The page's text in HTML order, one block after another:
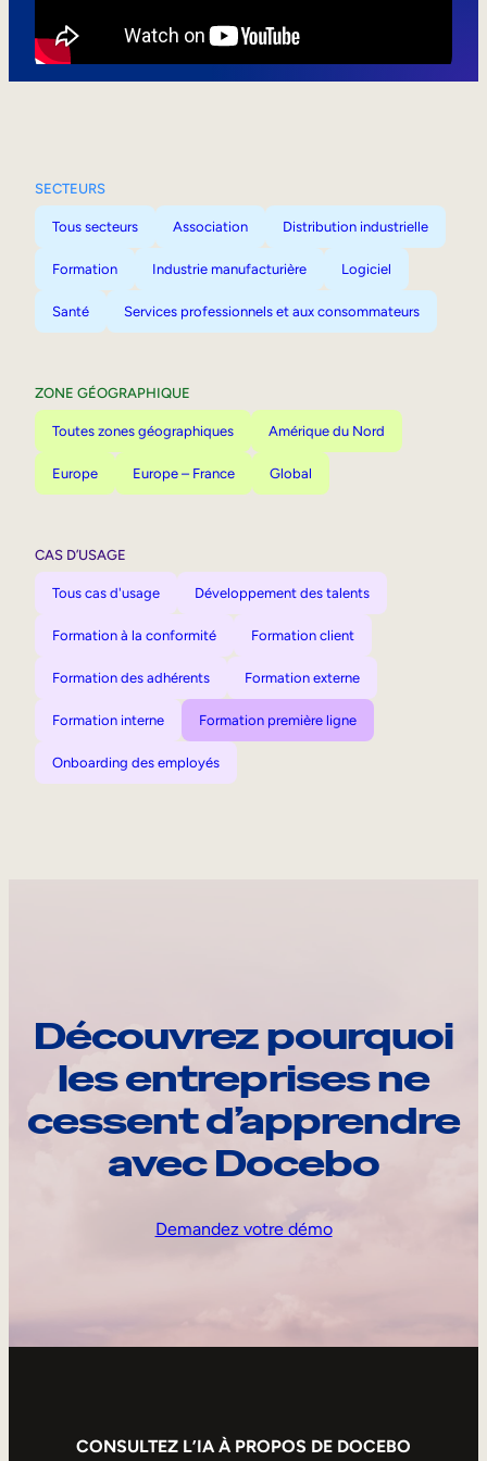
SECTEURS
Tous secteurs Association Distribution industrielle
Formation Industrie manufacturière Logiciel
Santé Services professionnels et aux consommateurs
ZONE GÉOGRAPHIQUE
Toutes zones géographiques Amérique du Nord
Europe Europe – France Global
CAS D’USAGE
Tous cas d'usage Développement des talents
Formation à la conformité Formation client
Formation des adhérents Formation externe
Formation interne Formation première ligne
Onboarding des employés
Découvrez pourquoi
les entreprises ne
cessent d’apprendre
avec Docebo
Demandez votre démo
CONSULTEZ L’IA À PROPOS DE DOCEBO